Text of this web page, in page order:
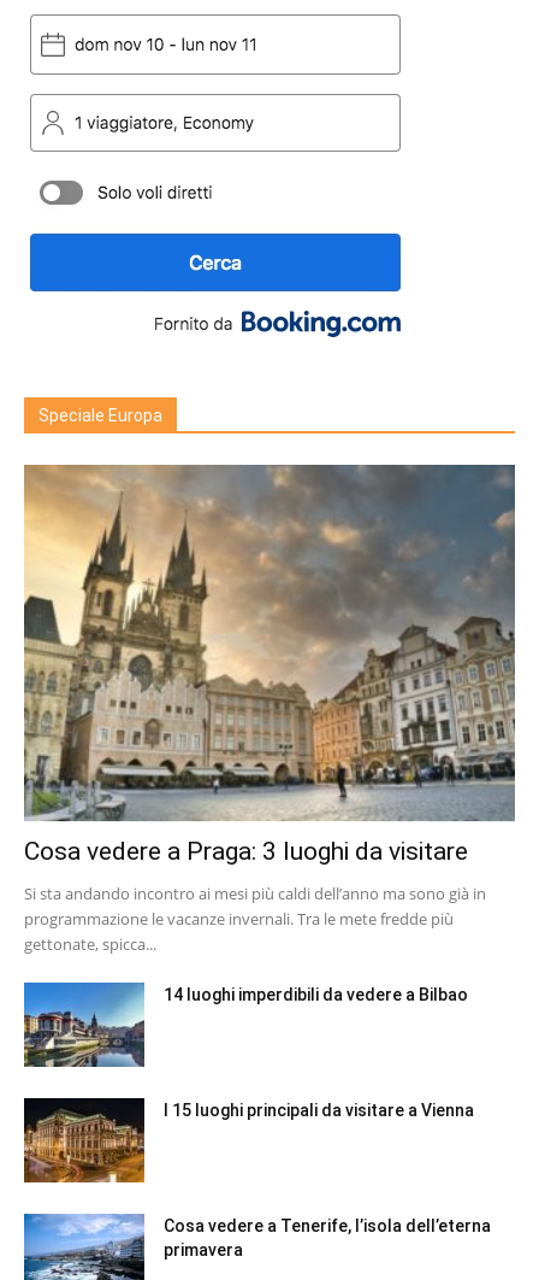
Speciale Europa
Cosa vedere a Praga: 3 luoghi da visitare
Si sta andando incontro ai mesi più caldi dell’anno ma sono già in
programmazione le vacanze invernali. Tra le mete fredde più
gettonate, spicca...
14 luoghi imperdibili da vedere a Bilbao
I 15 luoghi principali da visitare a Vienna
Cosa vedere a Tenerife, l’isola dell’eterna
primavera